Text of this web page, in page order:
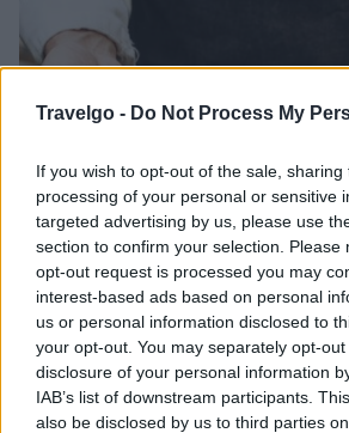
Travelgo - Do Not Process My
If you wish to opt-out of the sale,
processing of your personal or sensitive
targeted advertising by us, please use
section to confirm your selection. Please
opt-out request is processed you may
interest-based ads based on personal
us or personal information disclosed to
your opt-out. You may separately opt-
disclosure of your personal information
IAB’s list of downstream participants.
also be disclosed by us to third parties